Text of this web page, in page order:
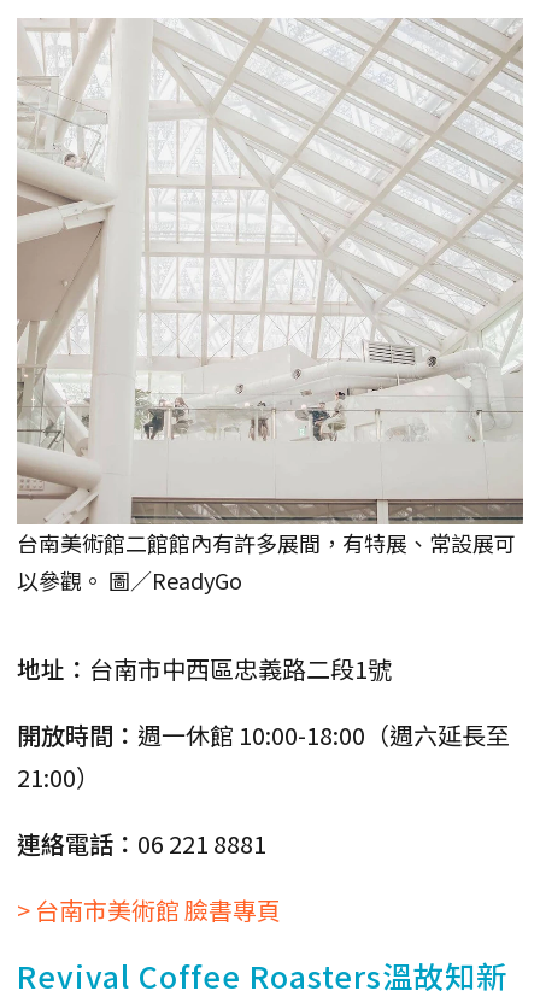
台南美術館二館館內有許多展間，有特展、常設展可
以參觀。 圖／ReadyGo
地址： 台南市中西區忠義路二段1號
開放時間： 週一休館 10:00-18:00（週六延長至
21:00）
連絡電話： 06 221 8881
> 台南市美術館 臉書專頁
Revival Coffee Roasters溫故知新